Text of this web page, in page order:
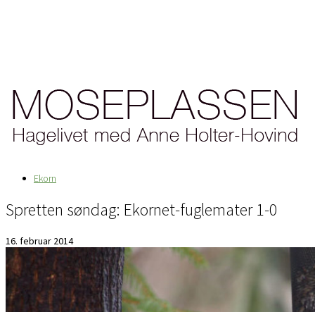
Ekorn
Spretten søndag: Ekornet-fuglemater 1-0
16. februar 2014